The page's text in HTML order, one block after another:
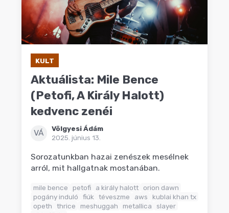
MÁSVILÁG
BLOG
KULT
Aktuálista: Mile Bence
(Petofi, A Király Halott)
kedvenc zenéi
VÁ
Völgyesi Ádám
2025. június 13.
Sorozatunkban hazai zenészek mesélnek
arról, mit hallgatnak mostanában.
mile bence petofi a király halott orion dawn
pogány induló
fiúk téveszme aws
kublai khan tx
opeth
thrice meshuggah metallica
slayer